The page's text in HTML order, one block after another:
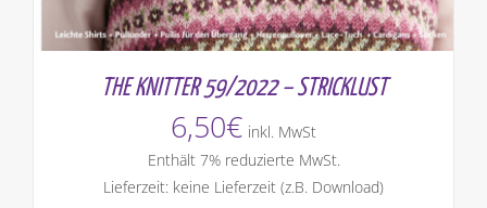
THE KNITTER 59/2022 – STRICKLUST
6,50€ inkl. MwSt
Enthält 7% reduzierte MwSt.
Lieferzeit: keine Lieferzeit (z.B. Download)